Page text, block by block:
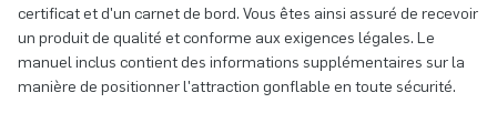
certificat et d'un carnet de bord. Vous êtes ainsi assuré de recevoir
un produit de qualité et conforme aux exigences légales. Le
manuel inclus contient des informations supplémentaires sur la
manière de positionner l'attraction gonflable en toute sécurité.